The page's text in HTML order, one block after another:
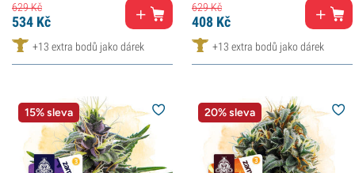
629Kč
534 Kč
+13 extra bodů jako dárek
629Kč
408 Kč
+13 extra bodů jako dárek
15% sleva 20% sleva